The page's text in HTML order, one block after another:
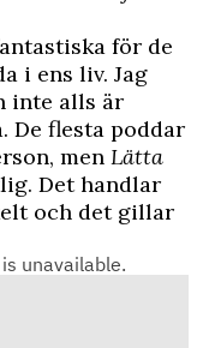
för de
i ens liv. Jag
inte alls är
De flesta poddar
men Lätta
Det handlar
och det gillar